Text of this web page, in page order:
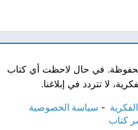
في حال لاحظت أي كتاب
لا تتردد في إبلاغنا.
سياسة الخصوصية
كتاب